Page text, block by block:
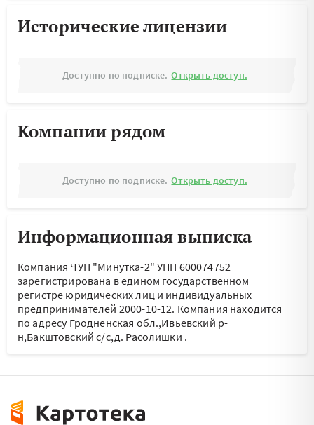
Исторические лицензии
Доступно по подписке. Открыть доступ.
Компании рядом
Доступно по подписке. Открыть доступ.
Информационная выписка
Компания ЧУП "Минутка-2" УНП 600074752
зарегистрирована в едином государственном
регистре юридических лиц и индивидуальных
предпринимателей 2000-10-12. Компания находится
по адресу Гродненская обл.,Ивьевский р-
н,Бакштовский с/с,д. Расолишки .